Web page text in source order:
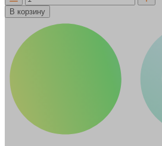
В корзину